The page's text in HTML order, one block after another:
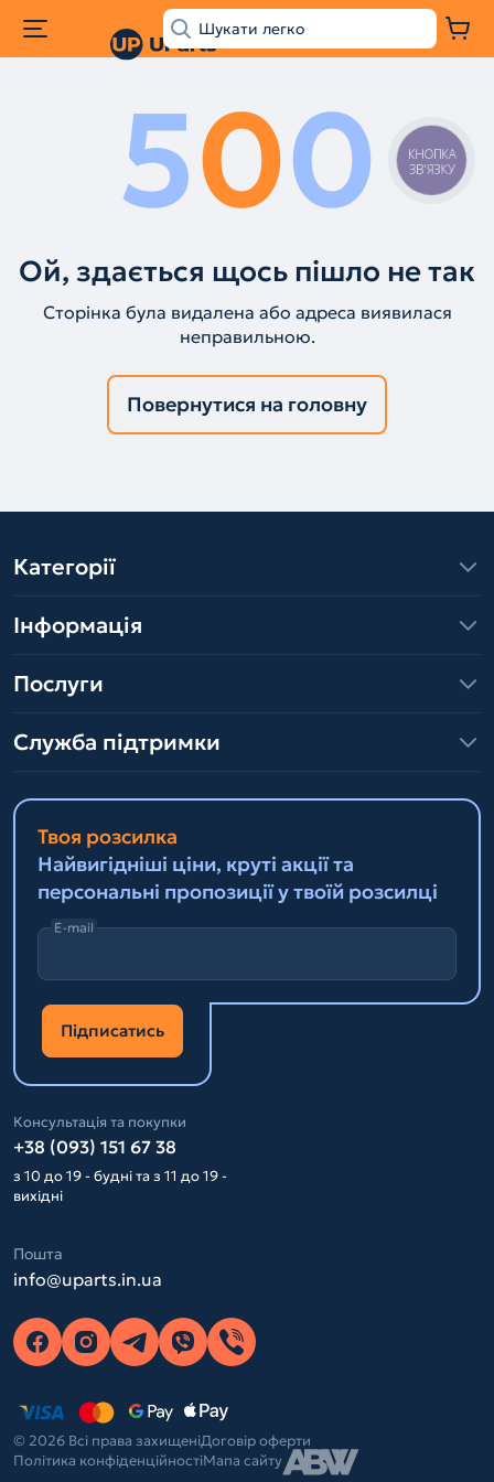
500
Ой, здається щось пішло не так
Сторінка була видалена або адреса виявилася
неправильною.
Повернутися на головну
Категорії
Інформація
Послуги
Служба підтримки
Твоя розсилка
Найвигідніші ціни, круті акції та
персональні пропозиції у твоїй розсилці
E-mail
Підписатись
Консультація та покупки
+38 (093) 151 67 38
з 10 до 19 - будні та з 11 до 19 -
вихідні
Пошта
info@uparts.in.ua
© 2026 Всі права захищеніДоговір оферти
Політика конфіденційностіМапа сайту
КНОПКА
ЗВ'ЯЗКУ